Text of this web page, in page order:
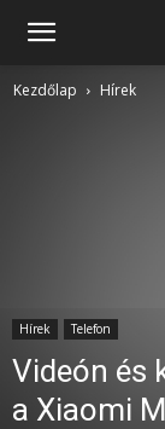
Kezdőlap Hírek
Hírek Telefon
Videón és
a Xiaomi